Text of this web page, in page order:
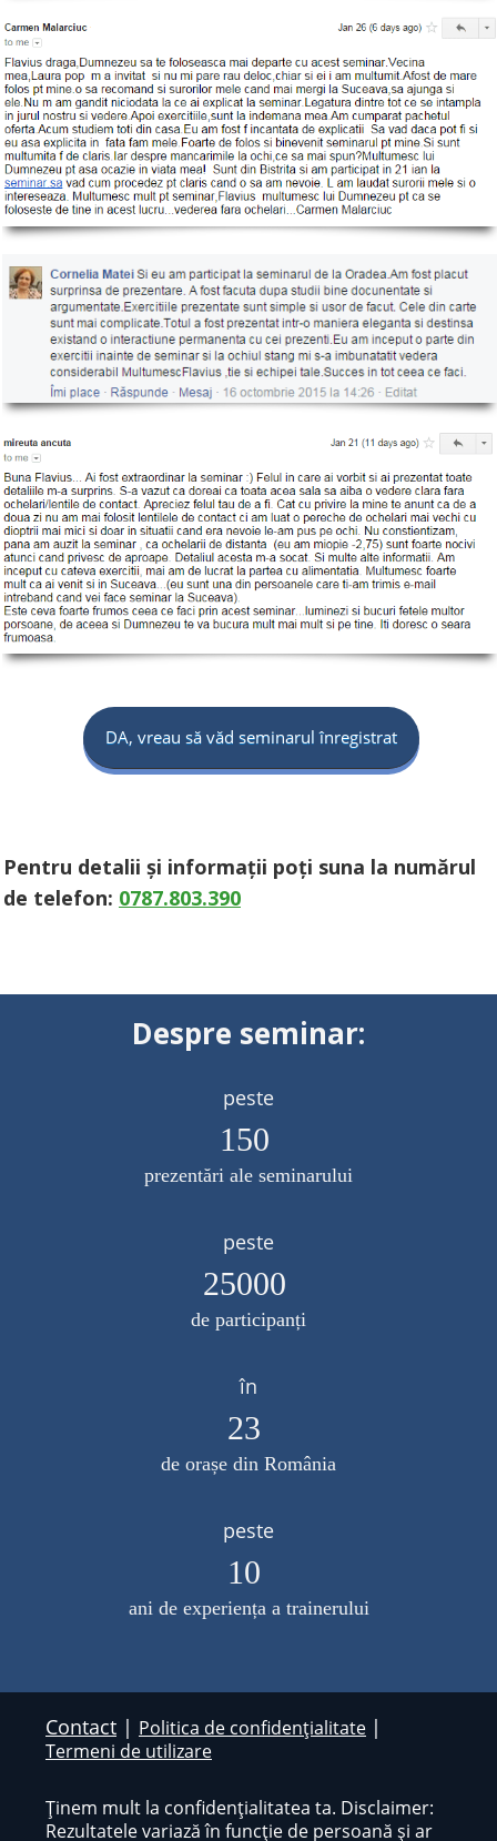
DA, vreau să văd seminarul înregistrat
Pentru detalii și informații poți suna la numărul
de telefon: 0 787.803.390
Despre seminar :
peste
150
prezentări ale seminarului
peste
25000
de participanți
în
23
de orașe din România
peste
10
ani de experiența a trainerului
Contact | Politica de confidențialitate |
Termeni de utilizare
Ținem mult la confidențialitatea ta. Disclaimer:
Rezultatele variază în funcție de persoană și ar